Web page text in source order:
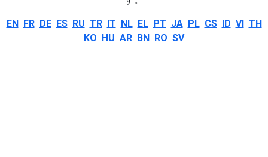
EN FR DE ES RU TR IT NL EL PT JA PL CS ID VI TH
KO HU AR BN RO SV